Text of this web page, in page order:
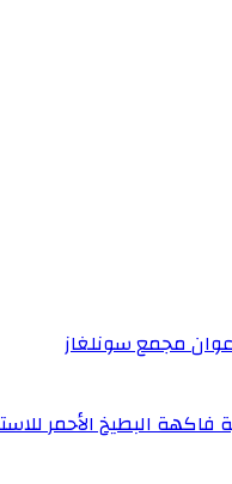
مجمع سونلغاز
فاكهة البطيخ الأحمر